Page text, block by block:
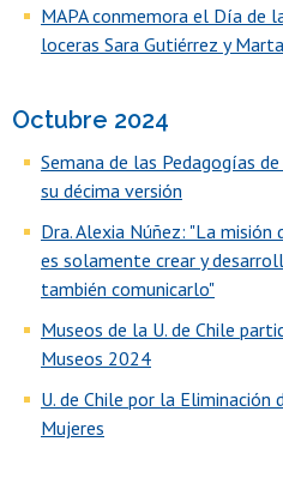
MAPA conmemora el Día de
loceras Sara Gutiérrez y
Octubre 2024
Semana de las Pedagogías
su décima versión
Dra. Alexia Núñez: "La misión
es solamente crear y
también comunicarlo"
Museos de la U. de Chile
Museos 2024
U. de Chile por la
Mujeres